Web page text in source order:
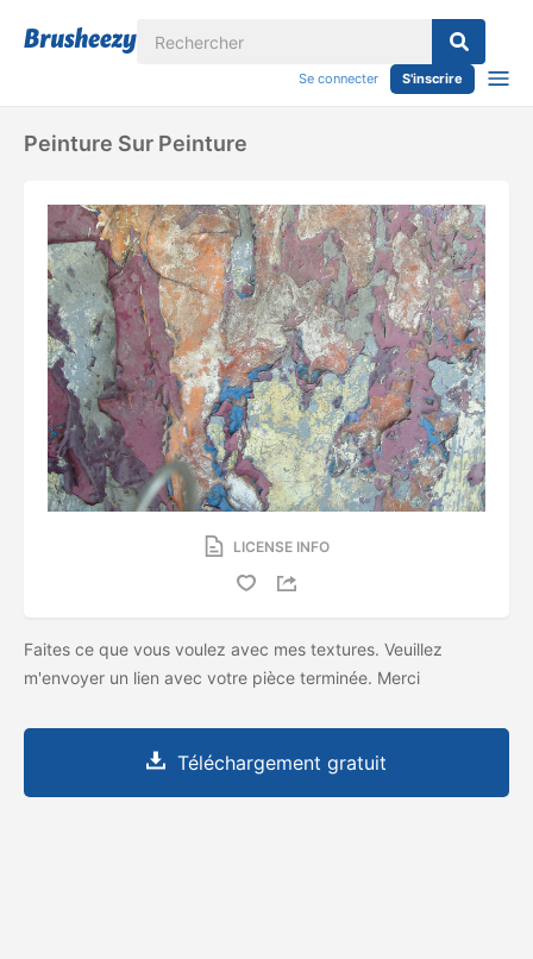
Se connecter S'inscrire
Peinture Sur Peinture
LICENSE INFO
Faites ce que vous voulez avec mes textures. Veuillez
m'envoyer un lien avec votre pièce terminée. Merci
Téléchargement gratuit